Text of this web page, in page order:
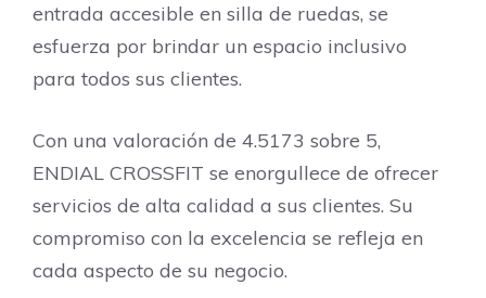
entrada accesible en silla de ruedas, se
esfuerza por brindar un espacio inclusivo
para todos sus clientes.
Con una valoración de 4.5173 sobre 5,
ENDIAL CROSSFIT se enorgullece de ofrecer
servicios de alta calidad a sus clientes. Su
compromiso con la excelencia se refleja en
cada aspecto de su negocio.